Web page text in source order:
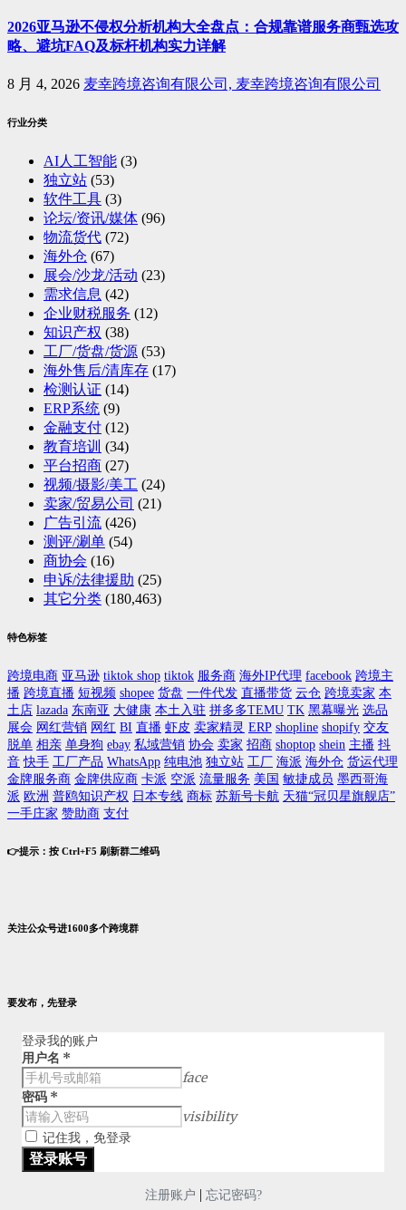
2026亚马逊不侵权分析机构大全盘点：合规靠谱服务商甄选攻
略、避坑FAQ及标杆机构实力详解
8 月 4, 2026 麦幸跨境咨询有限公司, 麦幸跨境咨询有限公司
行业分类
AI人工智能 (3)
独立站 (53)
软件工具 (3)
论坛/资讯/媒体 (96)
物流货代 (72)
海外仓 (67)
展会/沙龙/活动 (23)
需求信息 (42)
企业财税服务 (12)
知识产权 (38)
工厂/货盘/货源 (53)
海外售后/清库存 (17)
检测认证 (14)
ERP系统 (9)
金融支付 (12)
教育培训 (34)
平台招商 (27)
视频/摄影/美工 (24)
卖家/贸易公司 (21)
广告引流 (426)
测评/涮单 (54)
商协会 (16)
申诉/法律援助 (25)
其它分类 (180,463)
特色标签
跨境电商 亚马逊 tiktok shop tiktok 服务商 海外IP代理 facebook 跨境主
播 跨境直播 短视频 shopee 货盘 一件代发 直播带货 云仓 跨境卖家 本
土店 lazada 东南亚 大健康 本土入驻 拼多多TEMU TK 黑幕曝光 选品
展会 网红营销 网红 BI 直播 虾皮 卖家精灵 ERP shopline shopify 交友
脱单 相亲 单身狗 ebay 私域营销 协会 卖家 招商 shoptop shein 主播 抖
音 快手 工厂产品 WhatsApp 纯电池 独立站 工厂 海派 海外仓 货运代理
金牌服务商 金牌供应商 卡派 空派 流量服务 美国 敏捷成员 墨西哥海
派 欧洲 普鸥知识产权 日本专线 商标 苏新号卡航 天猫“冠贝星旗舰店”
一手庄家 赞助商 支付
👉提示：按 Ctrl+F5 刷新群二维码
关注公众号进1600多个跨境群
要发布，先登录
登录我的账户
用户名 *
face
密码 *
visibility
记住我，免登录
注册账户 | 忘记密码?